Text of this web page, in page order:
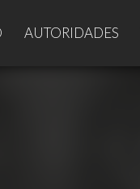
AUTORIDADES